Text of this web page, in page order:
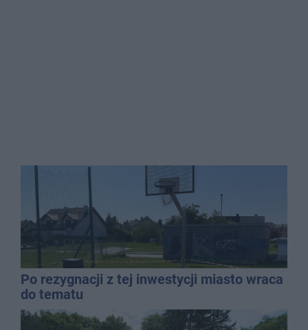
Po rezygnacji z tej inwestycji miasto wraca
do tematu